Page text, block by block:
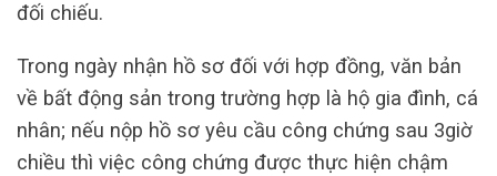
đối chiếu.
Trong ngày nhận hồ sơ đối với hợp đồng, văn bản
về bất động sản trong trường hợp là hộ gia đình, cá
nhân; nếu nộp hồ sơ yêu cầu công chứng sau 3giờ
chiều thì việc công chứng được thực hiện chậm